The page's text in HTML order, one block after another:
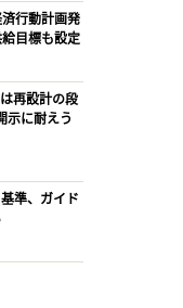
済行動計画発
目標も設定
再設計の段
示に耐えう
準、ガイド